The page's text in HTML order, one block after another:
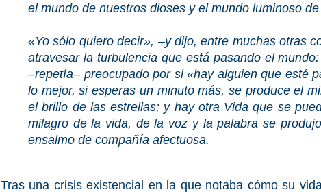
el mundo de nuestros dioses y el mundo luminoso de
«Yo sólo quiero decir», –y dijo, entre muchas otras
atravesar la turbulencia que está pasando el
–repetía– preocupado por si «hay alguien que esté
lo mejor, si esperas un minuto más, se produce el
el brillo de las estrellas; y hay otra Vida que se
milagro de la vida, de la voz y la palabra se
ensalmo de compañía afectuosa.
Tras una crisis existencial en la que notaba cómo su